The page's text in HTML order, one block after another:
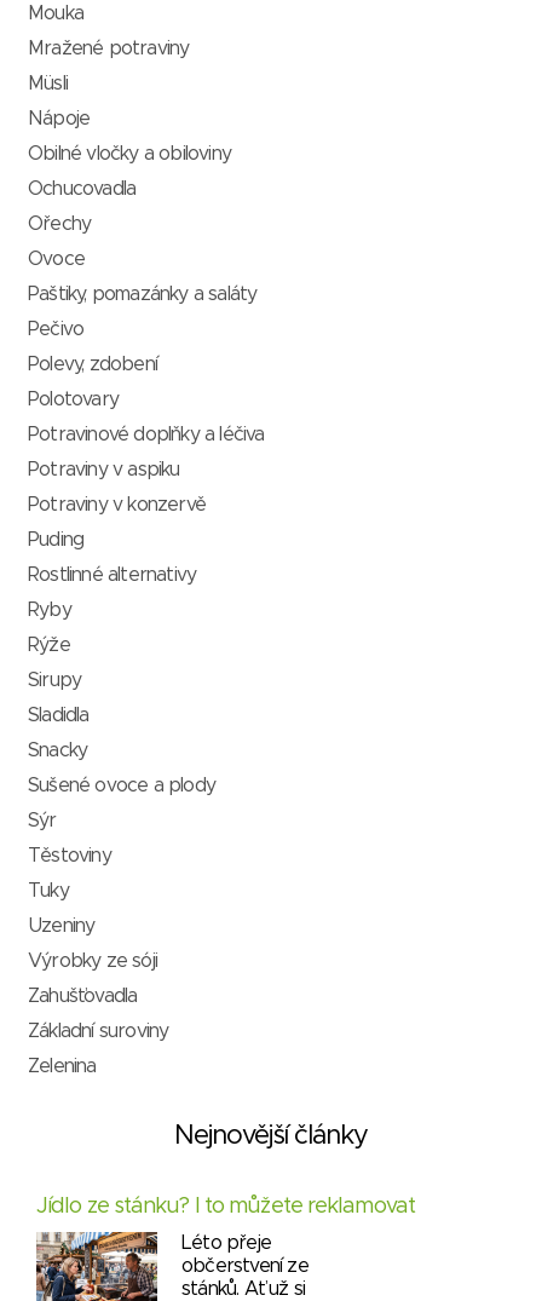
Mouka
Mražené potraviny
Müsli
Nápoje
Obilné vločky a obiloviny
Ochucovadla
Ořechy
Ovoce
Paštiky, pomazánky a saláty
Pečivo
Polevy, zdobení
Polotovary
Potravinové doplňky a léčiva
Potraviny v aspiku
Potraviny v konzervě
Puding
Rostlinné alternativy
Ryby
Rýže
Sirupy
Sladidla
Snacky
Sušené ovoce a plody
Sýr
Těstoviny
Tuky
Uzeniny
Výrobky ze sóji
Zahušťovadla
Základní suroviny
Zelenina
Nejnovější články
Jídlo ze stánku? I to můžete reklamovat
Léto přeje
občerstvení ze
stánků. Ať už si